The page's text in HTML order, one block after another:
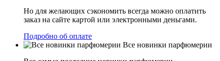
Но для желающих сэкономить всегда можно оплатить
заказ на сайте картой или электронными деньгами.
Подробно об оплате
Все новинки парфюмерии